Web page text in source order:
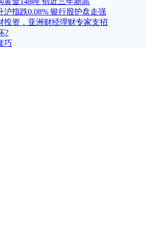
指跌0.08% 银行股护盘走强
投资，亚洲财经理财专家支招
?
巧